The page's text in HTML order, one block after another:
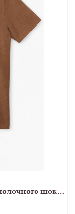
Базова жіноча футболка кольору молочного шоколаду з контрастною окантовкою